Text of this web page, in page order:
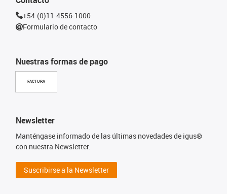
Nuestras formas de pago
FACTURA
+54-(0)11-4556-1000
Formulario de contacto
Newsletter
Manténgase informado de las últimas novedades de igus®
con nuestra Newsletter.
Suscribirse a la Newsletter